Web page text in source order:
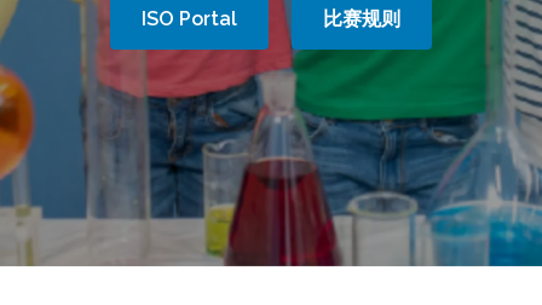
ISO Portal 比赛规则